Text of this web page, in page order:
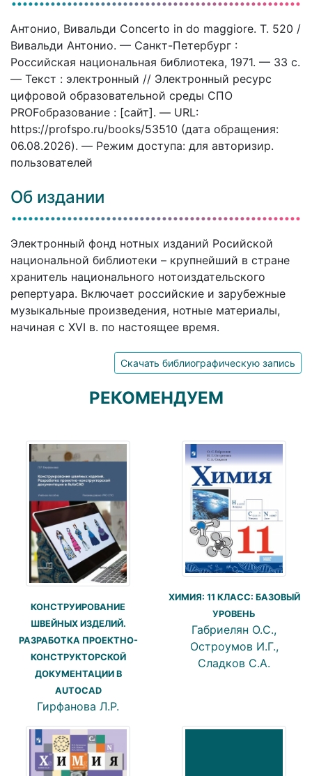
Антонио, Вивальди Concerto in do maggiore. T. 520 /
Вивальди Антонио. — Санкт-Петербург :
Российская национальная библиотека, 1971. — 33 c.
— Текст : электронный // Электронный ресурс
цифровой образовательной среды СПО
PROFобразование : [сайт]. — URL:
https://profspo.ru/books/53510 (дата обращения:
06.08.2026). — Режим доступа: для авторизир.
пользователей
Об издании
Электронный фонд нотных изданий Росийской
национальной библиотеки – крупнейший в стране
хранитель национального нотоиздательского
репертуара. Включает российские и зарубежные
музыкальные произведения, нотные материалы,
начиная с XVI в. по настоящее время.
Скачать библиографическую запись
РЕКОМЕНДУЕМ
КОНСТРУИРОВАНИЕ
ШВЕЙНЫХ ИЗДЕЛИЙ.
РАЗРАБОТКА ПРОЕКТНО-
КОНСТРУКТОРСКОЙ
ДОКУМЕНТАЦИИ В
AUTOCAD
Гирфанова Л.Р.
ХИМИЯ: 11 КЛАСС: БАЗОВЫЙ
УРОВЕНЬ
Габриелян О.С.,
Остроумов И.Г.,
Сладков С.А.